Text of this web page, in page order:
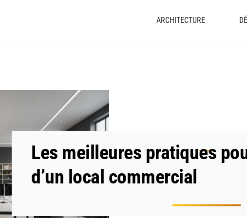
ARCHITECTURE
Les meilleures pratiques
d’un local commercial